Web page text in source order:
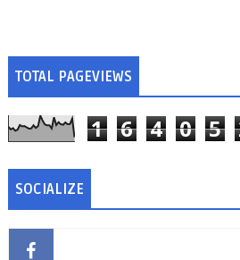
TOTAL PAGEVIEWS
1 6 4 0 5
SOCIALIZE